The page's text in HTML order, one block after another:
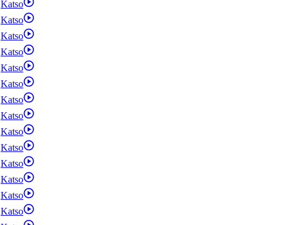
Katso
Katso
Katso
Katso
Katso
Katso
Katso
Katso
Katso
Katso
Katso
Katso
Katso
Katso